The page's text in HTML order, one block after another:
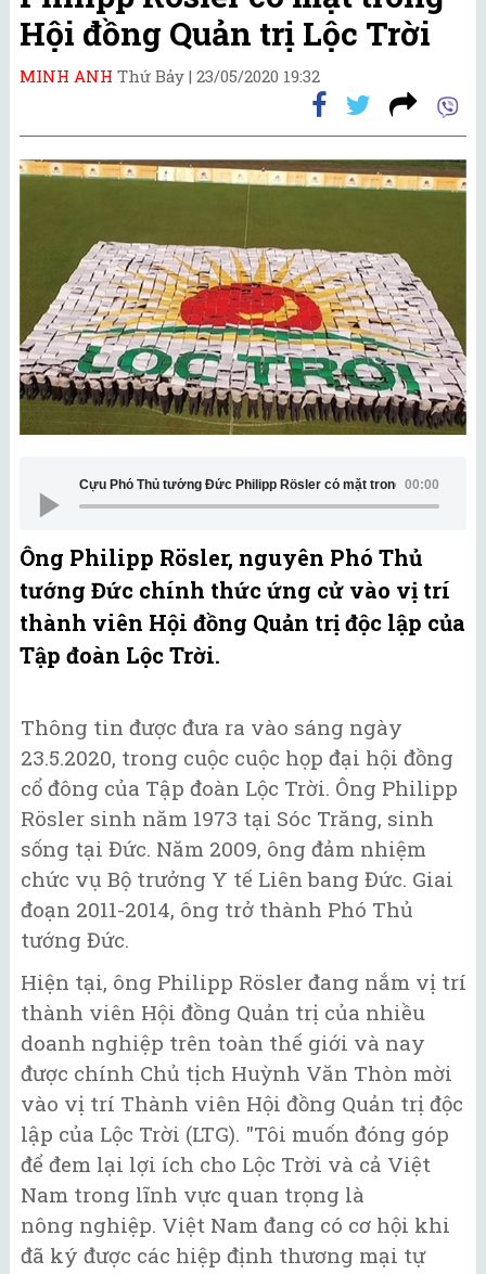
Hội đồng Quản trị Lộc Trời
MINH ANH Thứ Bảy | 23/05/2020 19:32
00:00
Cựu Phó Thủ tướng Đức Philipp Rösler có mặt trong Hội đồng
Ông Philipp Rösler, nguyên Phó Thủ
tướng Đức chính thức ứng cử vào vị trí
thành viên Hội đồng Quản trị độc lập của
Tập đoàn Lộc Trời.
Thông tin được đưa ra vào sáng ngày
23.5.2020, trong cuộc cuộc họp đại hội đồng
cổ đông của Tập đoàn Lộc Trời. Ông Philipp
Rösler sinh năm 1973 tại Sóc Trăng, sinh
sống tại Đức. Năm 2009, ông đảm nhiệm
chức vụ Bộ trưởng Y tế Liên bang Đức. Giai
đoạn 2011-2014, ông trở thành Phó Thủ
tướng Đức.
Hiện tại, ông Philipp Rösler đang nắm vị trí
thành viên Hội đồng Quản trị của nhiều
doanh nghiệp trên toàn thế giới và nay
được chính Chủ tịch Huỳnh Văn Thòn mời
vào vị trí Thành viên Hội đồng Quản trị độc
lập của Lộc Trời (LTG). "Tôi muốn đóng góp
để đem lại lợi ích cho Lộc Trời và cả Việt
Nam trong lĩnh vực quan trọng là
nông nghiệp. Việt Nam đang có cơ hội khi
đã ký được các hiệp định thương mại tự